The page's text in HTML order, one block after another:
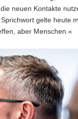
neuen Kontakte
gelte heute
aber Menschen.«